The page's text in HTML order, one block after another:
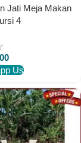
Jati Meja Makan
4
Us